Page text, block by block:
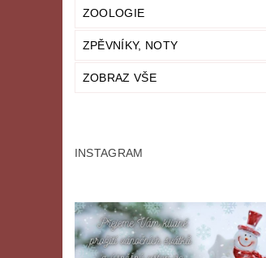
ZOOLOGIE
ZPĚVNÍKY, NOTY
ZOBRAZ VŠE
INSTAGRAM